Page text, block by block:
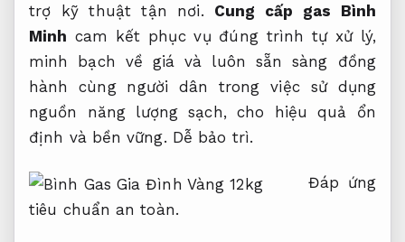
trợ kỹ thuật tận nơi. Cung cấp gas Bình
Minh cam kết phục vụ đúng trình tự xử lý,
minh bạch về giá và luôn sẵn sàng đồng
hành cùng người dân trong việc sử dụng
nguồn năng lượng sạch, cho hiệu quả ổn
định và bền vững. Dễ bảo trì.
Đáp ứng
tiêu chuẩn an toàn.